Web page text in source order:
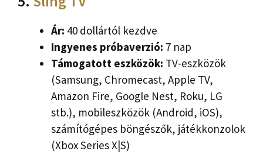
Ár: 40 dollártól kezdve
Ingyenes próbaverzió: 7 nap
Támogatott eszközök: TV-eszközök
(Samsung, Chromecast, Apple TV,
Amazon Fire, Google Nest, Roku, LG
stb.), mobileszközök (Android, iOS),
számítógépes böngészők, játékkonzolok
(Xbox Series X|S)